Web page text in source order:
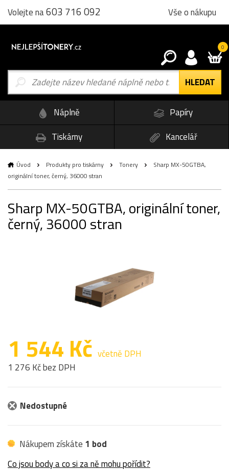
Volejte na603 716 092 Vše o nákupu
0
Náplně
Papíry
Tiskárny
Kancelář
Úvod Produkty pro tiskárny Tonery
Sharp MX-50GTBA,
originální toner, černý, 36000 stran
Sharp MX-50GTBA, originální toner,
černý, 36000 stran
1 544 Kč včetně DPH
1 276 Kč bez DPH
Nedostupné
Nákupem získáte 1 bod
Co jsou body a co si za ně mohu pořídit?